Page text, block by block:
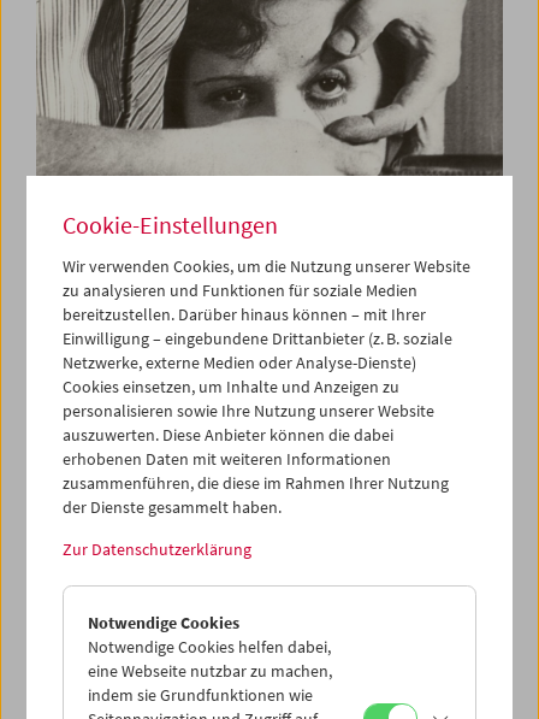
Films You Cannot See Elsewhere Amos-Vogel-
Atlas Kapitel 3: Die surreale Erfahrung
Cookie-Einstellungen
Wir verwenden Cookies, um die Nutzung unserer Website
zu analysieren und Funktionen für soziale Medien
bereitzustellen. Darüber hinaus können – mit Ihrer
Einwilligung – eingebundene Drittanbieter (z. B. soziale
Netzwerke, externe Medien oder Analyse-Dienste)
Cookies einsetzen, um Inhalte und Anzeigen zu
personalisieren sowie Ihre Nutzung unserer Website
auszuwerten. Diese Anbieter können die dabei
erhobenen Daten mit weiteren Informationen
zusammenführen, die diese im Rahmen Ihrer Nutzung
der Dienste gesammelt haben.
Zur Datenschutzerklärung
Notwendige Cookies
Notwendige Cookies helfen dabei,
eine Webseite nutzbar zu machen,
indem sie Grundfunktionen wie